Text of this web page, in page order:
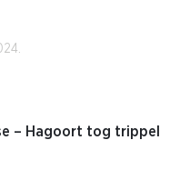
– Hagoort tog trippel